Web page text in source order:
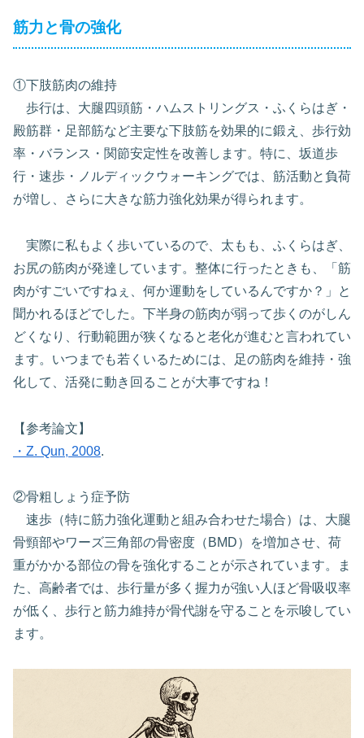
筋力と骨の強化
①下肢筋肉の維持
歩行は、大腿四頭筋・ハムストリングス・ふくらはぎ・
殿筋群・足部筋など主要な下肢筋を効果的に鍛え、歩行効
率・バランス・関節安定性を改善します。特に、坂道歩
行・速歩・ノルディックウォーキングでは、筋活動と負荷
が増し、さらに大きな筋力強化効果が得られます。
実際に私もよく歩いているので、太もも、ふくらはぎ、
お尻の筋肉が発達しています。整体に行ったときも、「筋
肉がすごいですねぇ、何か運動をしているんですか？」と
聞かれるほどでした。下半身の筋肉が弱って歩くのがしん
どくなり、行動範囲が狭くなると老化が進むと言われてい
ます。いつまでも若くいるためには、足の筋肉を維持・強
化して、活発に動き回ることが大事ですね！
【参考論文】
・Z. Qun, 2008.
②骨粗しょう症予防
速歩（特に筋力強化運動と組み合わせた場合）は、大腿
骨頸部やワーズ三角部の骨密度（BMD）を増加させ、荷
重がかかる部位の骨を強化することが示されています。ま
た、高齢者では、歩行量が多く握力が強い人ほど骨吸収率
が低く、歩行と筋力維持が骨代謝を守ることを示唆してい
ます。